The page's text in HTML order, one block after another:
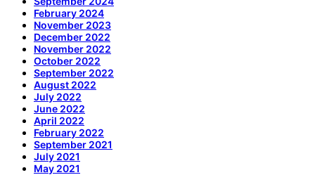
February 2024
November 2023
December 2022
November 2022
October 2022
September 2022
August 2022
July 2022
June 2022
April 2022
February 2022
September 2021
July 2021
May 2021